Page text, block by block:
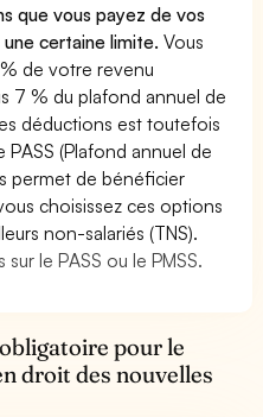
que vous payez de vos
une certaine limite.Vous
de votre revenu
7 % du plafond annuel de
déductions est toutefois
(Plafond annuel de
permet de bénéficier
choisissez ces options
non-salariés (TNS).
le PASS ou le PMSS.
pour le
droit des nouvelles